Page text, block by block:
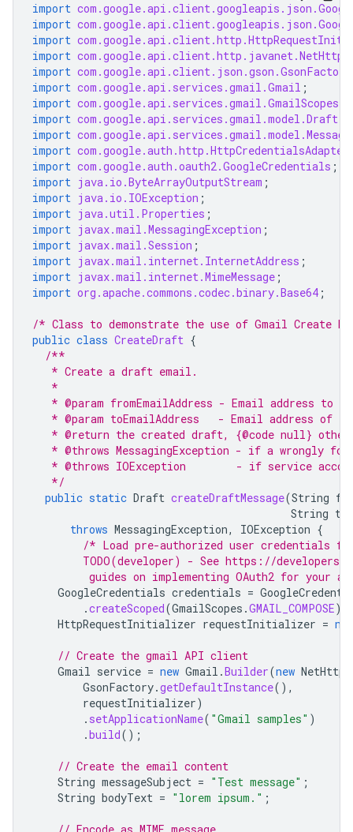
import
import
import
import
import com.google.api.client.json.gson.GsonFactory
import com.google.api.services.gmail.Gmail ;
import com.google.api.services.gmail.GmailScopes
import com.google.api.services.gmail.model.Draft
import com.google.api.services.gmail.model.Message
import com.google.auth.http.HttpCredentialsAdapter
import com.google.auth.oauth2.GoogleCredentials ;
import java.io.ByteArrayOutputStream ;
import java.io.IOException ;
import java.util.Properties ;
import javax.mail.MessagingException ;
import javax.mail.Session ;
import javax.mail.internet.InternetAddress ;
import javax.mail.internet.MimeMessage ;
import org.apache.commons.codec.binary.Base64 ;
/* Class to demonstrate the use of Gmail Create
public class CreateDraft {
/**
   * Create a draft email.
   *
* @param fromEmailAddress - Email address to
* @param toEmailAddress   - Email address of
* @return the created draft, {@code null}
* @throws MessagingException - if a wrongly
* @throws IOException        - if service
   */
public static Draft createDraftMessage(String
String
throws MessagingException, IOException {
/* Load pre-authorized user credentials
TODO(developer) - See https://
guides on implementing OAuth2 for your
GoogleCredentials credentials =
.createScoped(GmailScopes .GMAIL_COMPOSE);
HttpRequestInitializer requestInitializer = new
// Create the gmail API client
Gmail service = new Gmail .Builder(new
GsonFactory.getDefaultInstance(),
requestInitializer)
. setApplicationName( "Gmail samples" )
.build();
// Create the email content
String messageSubject = "Test message" ;
String bodyText = "lorem ipsum." ;